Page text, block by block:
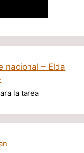
nacional – Elda
la tarea